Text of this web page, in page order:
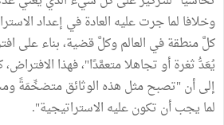
وخلافا لما جرت عليه العادة في إعداد
كلَّ منطقة في العالم وكلَّ قضية، بناء على
يُعَدُّ ثغرة أو تجاهلا متعمَّدًا"، فهذا
إلى أن "تصبح مثل هذه الوثائق متضخِّمَةً
لما يجب أن تكون عليه الاستراتيجية".